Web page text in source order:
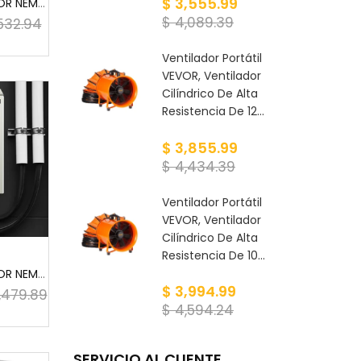
Caja de acero VEVOR NEMA, 12 x 10 x 6'', caja e...
Caja de acero VEVOR NEMA, 24x24x8'', caja eléct...
$ 4,089.39
Ventilador Portátil
VEVOR, Ventilador
Cilíndrico De Alta
Resistencia De 12...
$ 3,855.99
$ 4,434.39
Ventilador Portátil
VEVOR, Ventilador
Cilíndrico De Alta
Resistencia De 10...
$ 3,994.99
$ 4,594.24